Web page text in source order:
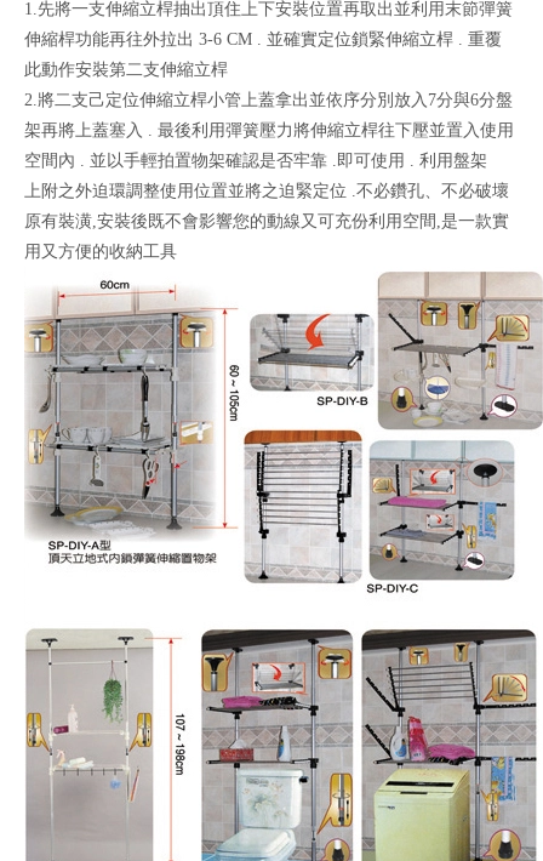
1.先將一支伸縮立桿抽出頂住上下安裝位置再取出並利用末節彈簧
伸縮桿功能再往外拉出 3-6 CM . 並確實定位鎖緊伸縮立桿 . 重覆
此動作安裝第二支伸縮立桿
2.將二支己定位伸縮立桿小管上蓋拿出並依序分別放入7分與6分盤
架再將上蓋塞入 . 最後利用彈簧壓力將伸縮立桿往下壓並置入使用
空間內 . 並以手輕拍置物架確認是否牢靠 .即可使用 . 利用盤架
上附之外迫環調整使用位置並將之迫緊定位 .不必鑽孔、不必破壞
原有裝潢,安裝後既不會影響您的動線又可充份利用空間,是一款實
用又方便的收納工具